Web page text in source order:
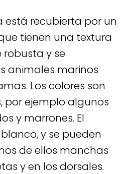
está recubierta por un
tienen una textura
robusta y se
animales marinos
Los colores son
por ejemplo algunos
y marrones. El
y se pueden
de ellos manchas
y en los dorsales.